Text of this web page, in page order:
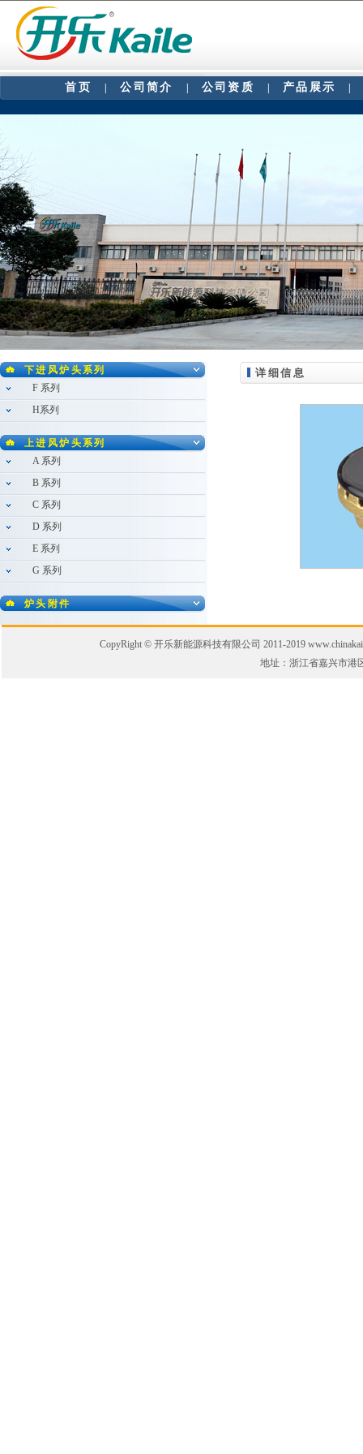
首页 |公司简介 公司资质 产品展示
下进风炉头系列
F 系列
H系列
上进风炉头系列
A 系列
B 系列
C 系列
D 系列
E 系列
G 系列
炉头附件
详细信息
CopyRight © 开乐新能源科技有限公司 2011-2019
地址：浙江省嘉兴市港